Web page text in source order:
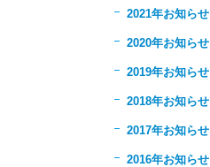
2021年お知らせ
2020年お知らせ
2019年お知らせ
2018年お知らせ
2017年お知らせ
2016年お知らせ